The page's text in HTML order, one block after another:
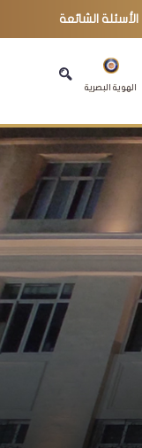
الأسئلة الشائعة
الهوية البصرية